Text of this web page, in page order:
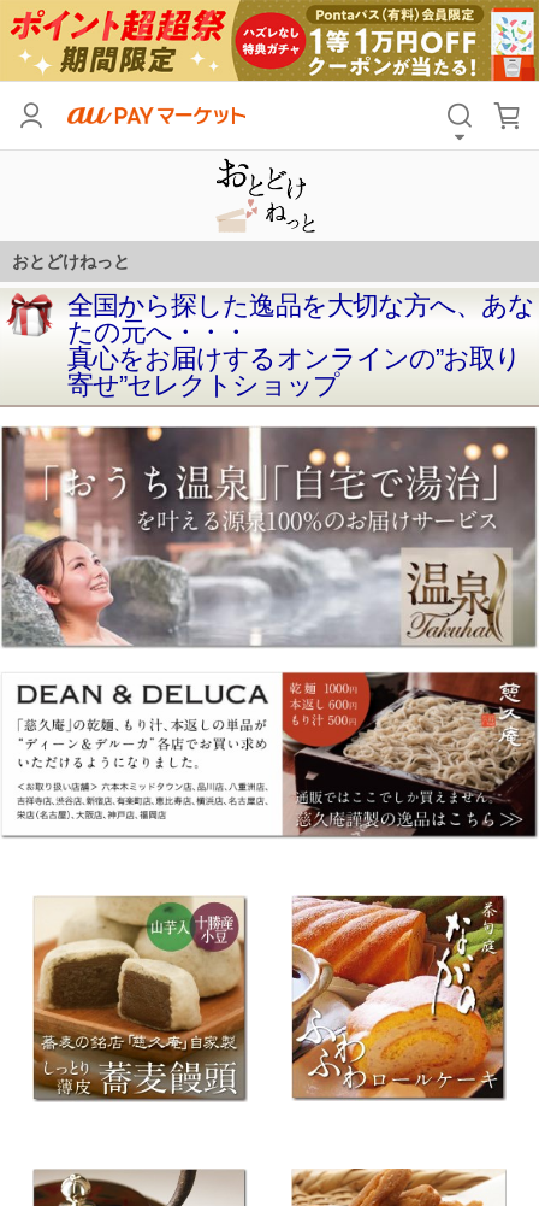
おとどけねっと
全国から探した逸品を大切な方へ、あな
真心をお届けするオンラインの”お取り